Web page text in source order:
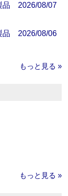
品 2026/08/07
品 2026/08/06
もっと見る »
もっと見る »